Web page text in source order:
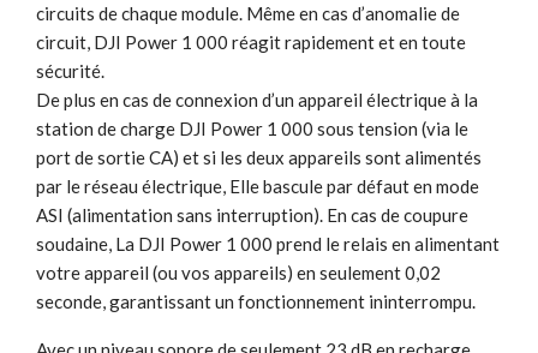
circuits de chaque module. Même en cas d’anomalie de
circuit, DJI Power 1 000 réagit rapidement et en toute
sécurité.
De plus en cas de connexion d’un appareil électrique à la
station de charge DJI Power 1 000 sous tension (via le
port de sortie CA) et si les deux appareils sont alimentés
par le réseau électrique, Elle bascule par défaut en mode
ASI (alimentation sans interruption). En cas de coupure
soudaine, La DJI Power 1 000 prend le relais en alimentant
votre appareil (ou vos appareils) en seulement 0,02
seconde, garantissant un fonctionnement ininterrompu.